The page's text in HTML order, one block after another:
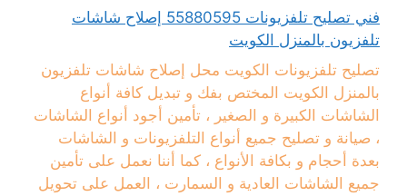
فني تصليح تلفزيونات 55880595 إصلاح شاشات
تلفزيون بالمنزل الكويت
تصليح تلفزيونات الكويت محل إصلاح شاشات تلفزيون
بالمنزل الكويت المختص بفك و تبديل كافة أنواع
الشاشات الكبيرة و الصغير ، تأمين أجود أنواع الشاشات
، صيانة و تصليح جميع أنواع التلفزيونات و الشاشات
بعدة أحجام و بكافة الأنواع ، كما أننا نعمل على تأمين
جميع الشاشات العادية و السمارت ، العمل على تحويل